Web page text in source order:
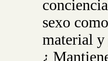
sexo
material y
¿